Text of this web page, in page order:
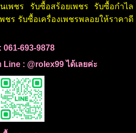
พชร รับซื้อสร้อยเพชร รับซื้อกำไล
ชร รับซื้อเครื่องเพชรพลอยให้ราคาดี
061-693-9878
Line : @rolex99 ได้เลยค่ะ